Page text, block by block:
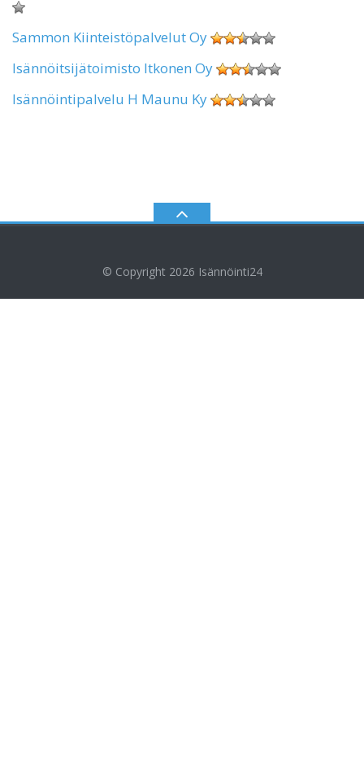
Sammon Kiinteistöpalvelut Oy
Isännöitsijätoimisto Itkonen Oy
Isännöintipalvelu H Maunu Ky
© Copyright 2026 Isännöinti24